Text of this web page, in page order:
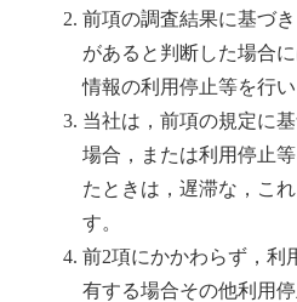
前項の調査結果に基づ
があると判断した場合
情報の利用停止等を行い
当社は，前項の規定に
場合，または利用停止
たときは，遅滞な，こ
す。
前2項にかかわらず，利
有する場合その他利用